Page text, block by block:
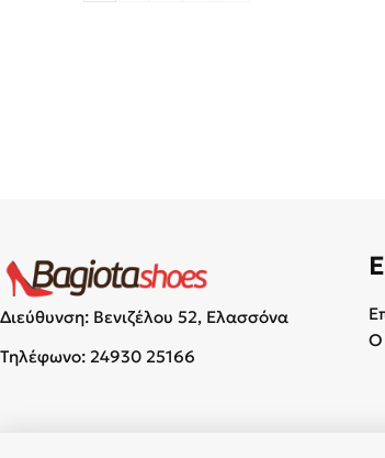
Διεύθυνση: Βενιζέλου 52, Ελασσόνα
Τηλέφωνο: 24930 25166
Ο